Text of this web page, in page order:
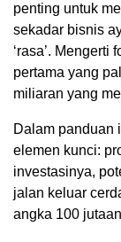
penting untuk
sekadar bisnis
‘rasa’.
pertama yang
miliaran yang
Dalam panduan
elemen kunci:
investasinya,
jalan keluar
angka 100